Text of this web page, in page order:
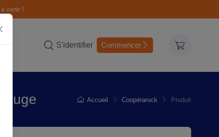
venir !
S'identifier Commencer
Accueil Coopérarock Produit